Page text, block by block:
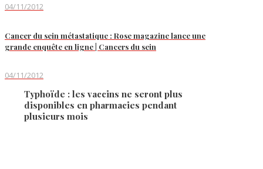
04/11/2012
Cancer du sein métastatique : Rose magazine lance une
grande enquête en ligne | Cancers du sein
04/11/2012
Typhoïde : les vaccins ne seront plus
disponibles en pharmacies pendant
plusieurs mois